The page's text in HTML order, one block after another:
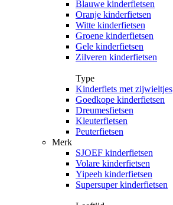
Blauwe kinderfietsen
Oranje kinderfietsen
Witte kinderfietsen
Groene kinderfietsen
Gele kinderfietsen
Zilveren kinderfietsen
Type
Kinderfiets met zijwieltjes
Goedkope kinderfietsen
Dreumesfietsen
Kleuterfietsen
Peuterfietsen
Merk
SJOEF kinderfietsen
Volare kinderfietsen
Yipeeh kinderfietsen
Supersuper kinderfietsen